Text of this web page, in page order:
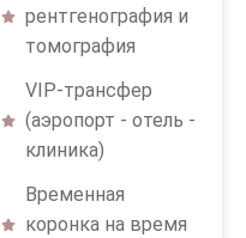
рентгенография и
томография
VIP-трансфер
(аэропорт - отель -
клиника)
Временная
коронка на время